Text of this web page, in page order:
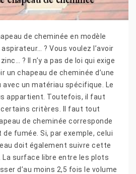
de cheminée en modèle
? Vous voulez l’avoir
? Il n’y a pas de loi qui exige
un chapeau de cheminée d’une
un matériau spécifique. Le
appartient. Toutefois, il faut
critères. Il faut tout
de cheminée corresponde
fumée. Si, par exemple, celui
doit également suivre cette
surface libre entre les plots
d’au moins 2,5 fois le volume